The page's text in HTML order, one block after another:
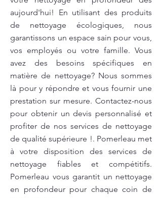
aujourd'hui! En utilisant des produits
de nettoyage écologiques, nous
garantissons un espace sain pour vous,
vos employés ou votre famille. Vous
avez des besoins spécifiques en
matière de nettoyage? Nous sommes
là pour y répondre et vous fournir une
prestation sur mesure. Contactez-nous
pour obtenir un devis personnalisé et
profiter de nos services de nettoyage
de qualité supérieure !. Pomerleau met
à votre disposition des services de
nettoyage fiables et compétitifs.
Pomerleau vous garantit un nettoyage
en profondeur pour chaque coin de